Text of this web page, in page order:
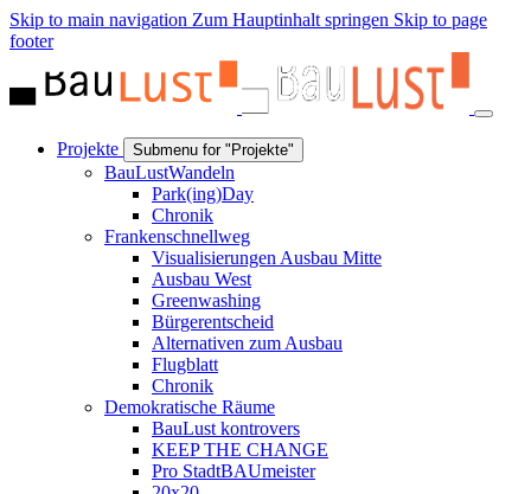
Skip to main navigation Zum Hauptinhalt springen Skip to page
footer
Projekte Submenu for "Projekte"
BauLustWandeln
Park(ing)Day
Chronik
Frankenschnellweg
Visualisierungen Ausbau Mitte
Ausbau West
Greenwashing
Bürgerentscheid
Alternativen zum Ausbau
Flugblatt
Chronik
Demokratische Räume
BauLust kontrovers
KEEP THE CHANGE
Pro StadtBAUmeister